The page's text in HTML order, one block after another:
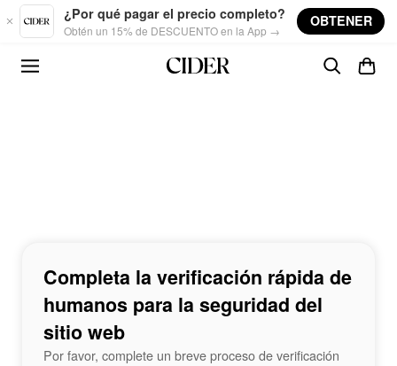
Skip to main content
¿Por qué pagar el precio completo?
Obtén un 15% de DESCUENTO en la App →
OBTENER
Completa la verificación rápida de
humanos para la seguridad del
sitio web
Por favor, complete un breve proceso de verificación